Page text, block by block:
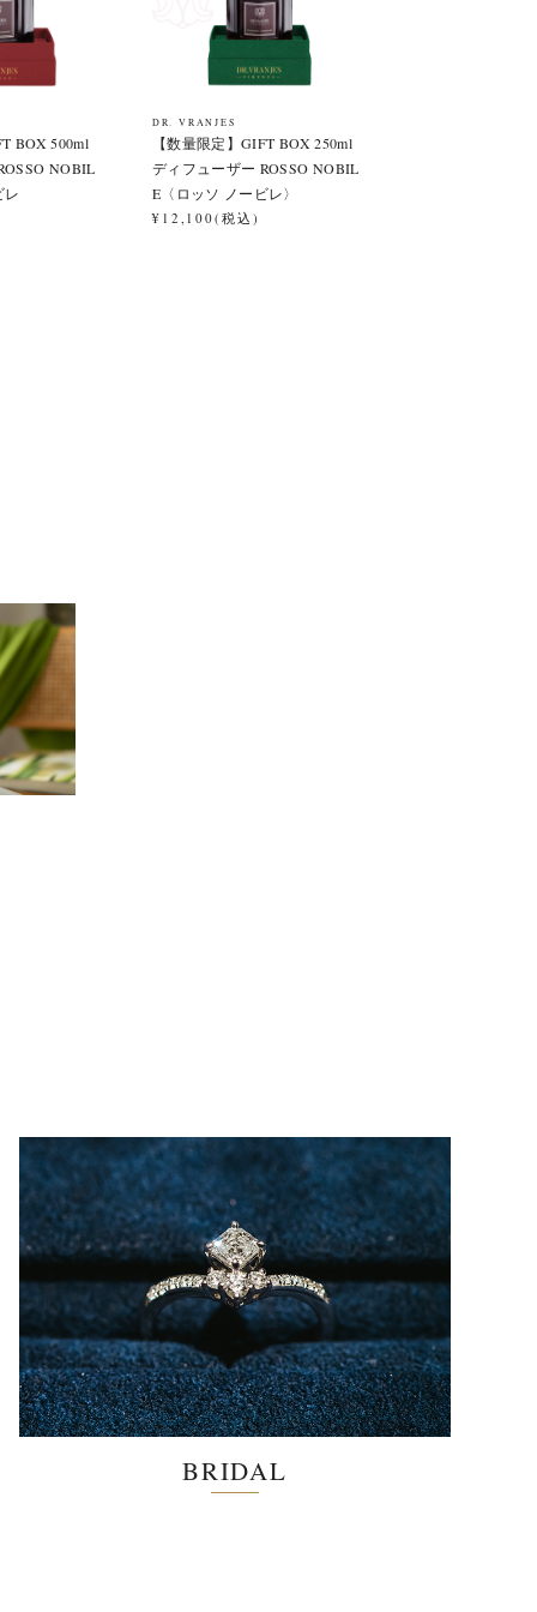
BOX 500ml
NOBIL
レ
DR. VRANJES
【数量限定】GIFT BOX 250ml
ディフューザー ROSSO NOBIL
E〈ロッソ ノービレ〉
¥12,100(税込)
BRIDAL